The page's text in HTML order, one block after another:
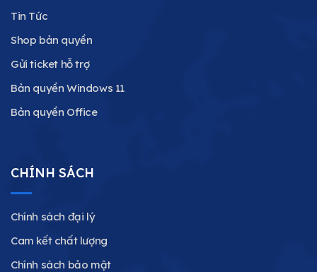
Tin Tức
Shop bản quyền
Gửi ticket hỗ trợ
Bản quyền Windows 11
Bản quyền Office
CHÍNH SÁCH
Chính sách đại lý
Cam kết chất lượng
Chính sách bảo mật